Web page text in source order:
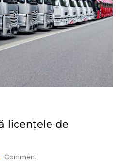
Pe
Scurt
licențele de
CommentOn